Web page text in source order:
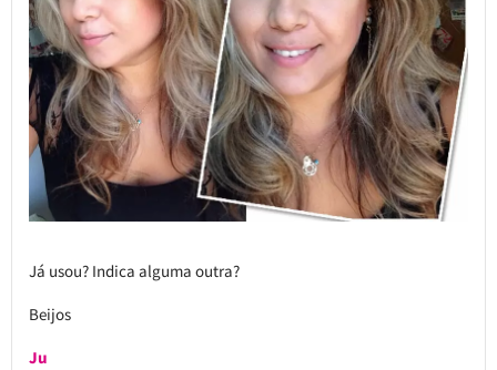
Já usou? Indica alguma outra?
Beijos
Ju